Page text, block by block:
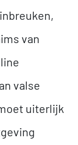
van
valse
uiterlijk